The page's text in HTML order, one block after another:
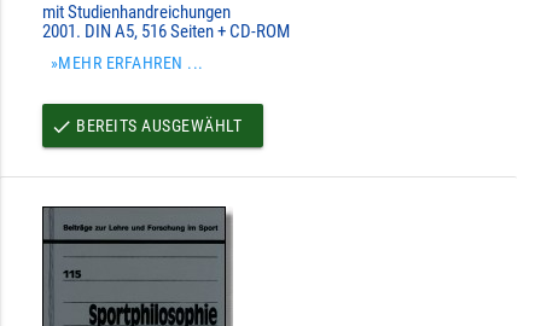
mit Studienhandreichungen
2001. DIN A5, 516 Seiten + CD-ROM
»MEHR ERFAHREN ...
done BEREITS AUSGEWÄHLT